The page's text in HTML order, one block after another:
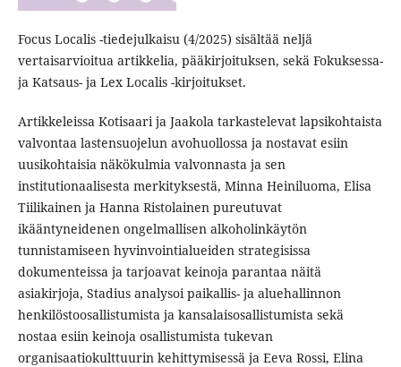
Focus Localis -tiedejulkaisu (4/2025) sisältää neljä
vertaisarvioitua artikkelia, pääkirjoituksen, sekä Fokuksessa-
ja Katsaus- ja Lex Localis -kirjoitukset.
Artikkeleissa Kotisaari ja Jaakola tarkastelevat lapsikohtaista
valvontaa lastensuojelun avohuollossa ja nostavat esiin
uusikohtaisia näkökulmia valvonnasta ja sen
institutionaalisesta merkityksestä, Minna Heiniluoma, Elisa
Tiilikainen ja Hanna Ristolainen pureutuvat
ikääntyneidenen ongelmallisen alkoholinkäytön
tunnistamiseen hyvinvointialueiden strategisissa
dokumenteissa ja tarjoavat keinoja parantaa näitä
asiakirjoja, Stadius analysoi paikallis- ja aluehallinnon
henkilöstoosallistumista ja kansalaisosallistumista sekä
nostaa esiin keinoja osallistumista tukevan
organisaatiokulttuurin kehittymisessä ja Eeva Rossi, Elina